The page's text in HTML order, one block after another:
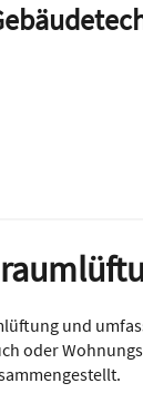
und
oder